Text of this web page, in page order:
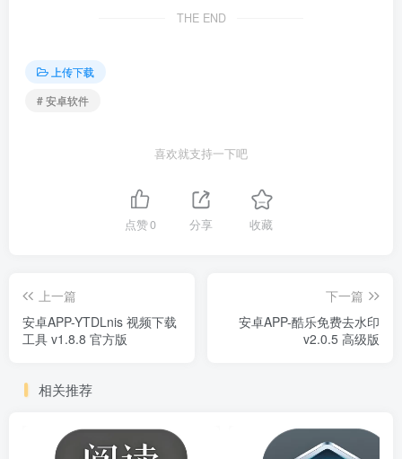
THE END
上传下载
# 安卓软件
喜欢就支持一下吧
点赞0 分享 收藏
上一篇
安卓APP-YTDLnis 视频下载
工具 v1.8.8 官方版
下一篇
安卓APP-酷乐免费去水印
v2.0.5 高级版
相关推荐